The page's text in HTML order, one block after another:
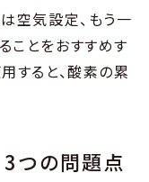
空気設定、もう一
ことをおすすめす
すると、酸素の累
つの問題点